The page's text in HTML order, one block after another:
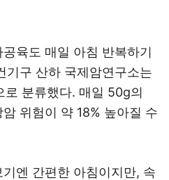
육도 매일 아침 반복하기
기구 산하 국제암연구소는
로 분류했다. 매일 50g의
위험이 약 18% 높아질 수
엔 간편한 아침이지만, 속